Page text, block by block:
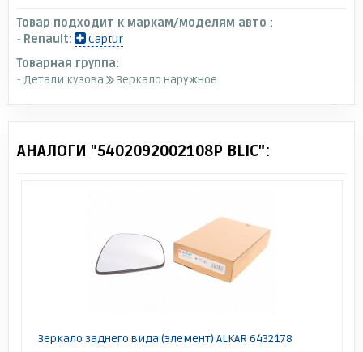
Товар подходит к маркам/моделям авто :
- Renault:
Captur
Товарная группа:
- Детали кузова
Зеркало наружное
АНАЛОГИ "5402092002108P BLIC":
Зеркало заднего вида (элемент) ALKAR 6432178